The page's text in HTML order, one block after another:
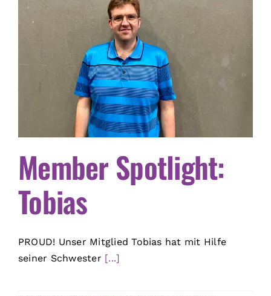
Member Spotlight:
Tobias
PROUD! Unser Mitglied Tobias hat mit Hilfe
seiner Schwester [...]